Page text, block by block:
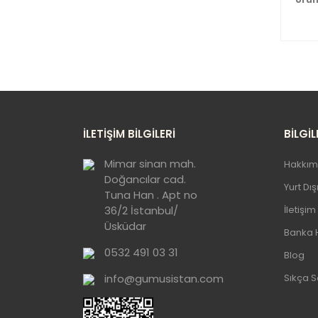
İLETİŞİM BİLGİLERİ
Mimar sinan mah.
Doğancılar cad.
Tuna Han . Apt no
36/2 İstanbul/
Üsküdar
0532 491 03 31
info@gumusistan.com
Yurt
İletişim
Banka
Blog
Sıkça